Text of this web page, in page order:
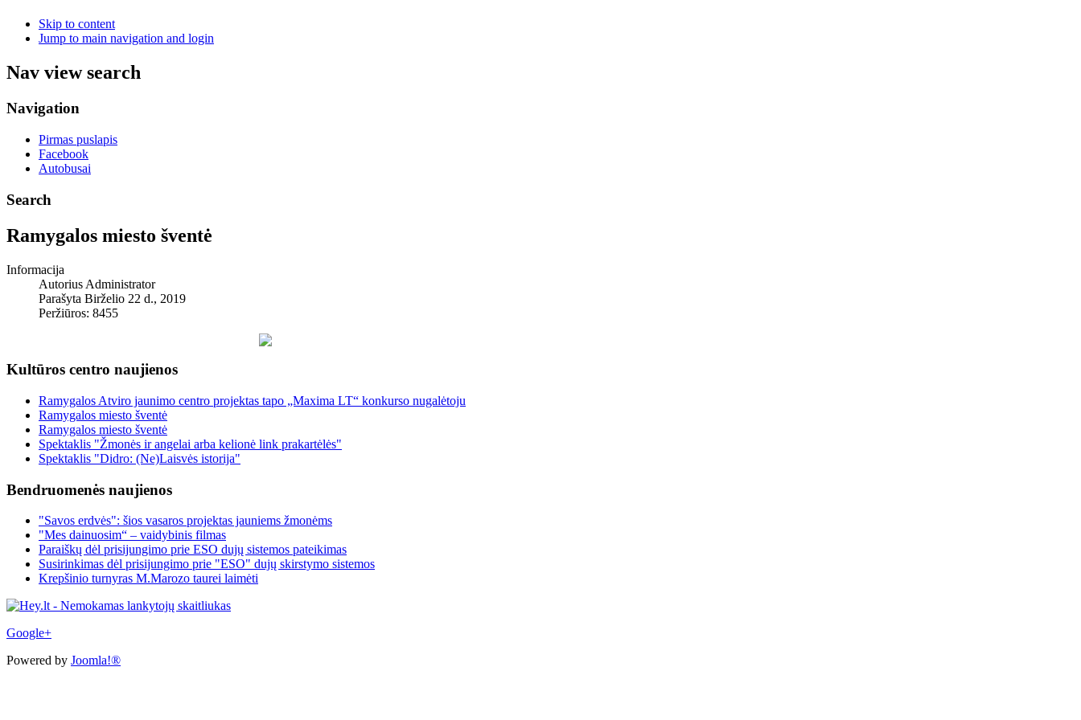
Skip to content
Jump to main navigation and login
Nav view search
Navigation
Pirmas puslapis
Facebook
Autobusai
Search
Ramygalos miesto šventė
Informacija
Autorius Administrator
Parašyta Birželio 22 d., 2019
Peržiūros: 8455
Kultūros centro naujienos
Ramygalos Atviro jaunimo centro projektas tapo „Maxima LT“ konkurso nugalėtoju
Ramygalos miesto šventė
Ramygalos miesto šventė
Spektaklis "Žmonės ir angelai arba kelionė link prakartėlės"
Spektaklis "Didro: (Ne)Laisvės istorija"
Bendruomenės naujienos
"Savos erdvės": šios vasaros projektas jauniems žmonėms
"Mes dainuosim“ – vaidybinis filmas
Paraiškų dėl prisijungimo prie ESO dujų sistemos pateikimas
Susirinkimas dėl prisijungimo prie "ESO" dujų skirstymo sistemos
Krepšinio turnyras M.Marozo taurei laimėti
Google+
Powered by Joomla!®